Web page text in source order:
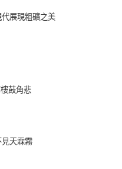
展現粗礦之美
鼓角悲
見天霖霧